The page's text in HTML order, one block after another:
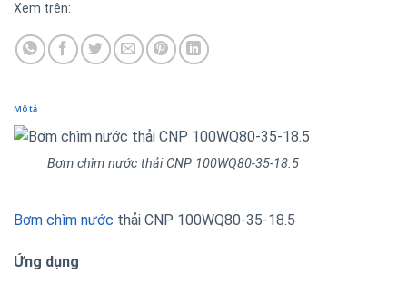
Xem trên:
Mô tả
Bơm chìm nước thải CNP 100WQ80-35-18.5
Bơm chìm nước thải CNP 100WQ80-35-18.5
Ứng dụng